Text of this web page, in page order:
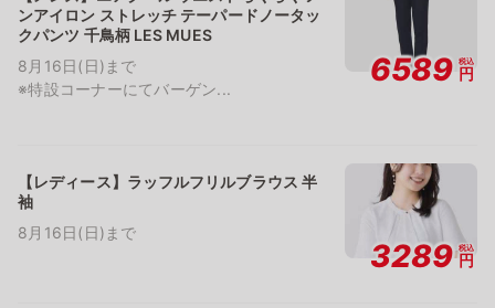
ンアイロン ストレッチ テーパードノータッ
クパンツ 千鳥柄 LES MUES
8月16日(日)まで
※特設コーナーにてバーゲン...
6589 税込
円
【レディース】ラッフルフリルブラウス 半
袖
8月16日(日)まで
3289 税込
円